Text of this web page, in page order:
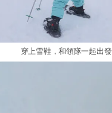
穿上雪鞋，和領隊一起出發